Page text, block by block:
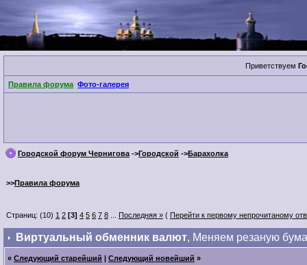
Приветствуем
Правила форума Фото-галерея
Городской форум Чернигова ->Городской ->Барахолка
>>Правила форума
Страниц: (10) 1 2 [3] 4 5 6 7 8 Последняя » ( Перейти к первому непрочитаному
Виртуальный обменник валют, Меняем резаную
« Следующий старейший | Следующий новейший »